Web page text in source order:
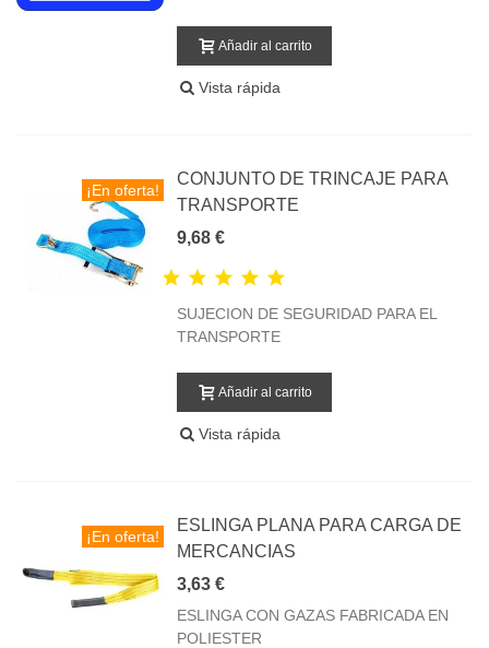
Añadir al carrito
Vista rápida
¡En oferta!
CONJUNTO DE TRINCAJE PARA
TRANSPORTE
9,68 €
SUJECION DE SEGURIDAD PARA EL
TRANSPORTE
Añadir al carrito
Vista rápida
¡En oferta!
ESLINGA PLANA PARA CARGA DE
MERCANCIAS
3,63 €
ESLINGA CON GAZAS FABRICADA EN
POLIESTER